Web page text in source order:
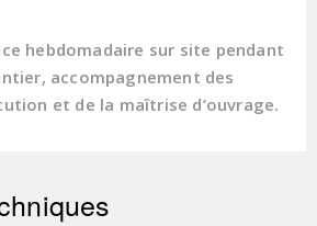
hebdomadaire sur site pendant
accompagnement des
et de la maîtrise d’ouvrage.